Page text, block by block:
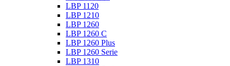
LBP 1120
LBP 1210
LBP 1260
LBP 1260 C
LBP 1260 Plus
LBP 1260 Serie
LBP 1310